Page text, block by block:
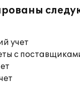
учет
с